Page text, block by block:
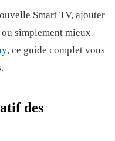
Smart TV, ajouter
simplement mieux
, ce guide complet vous
des